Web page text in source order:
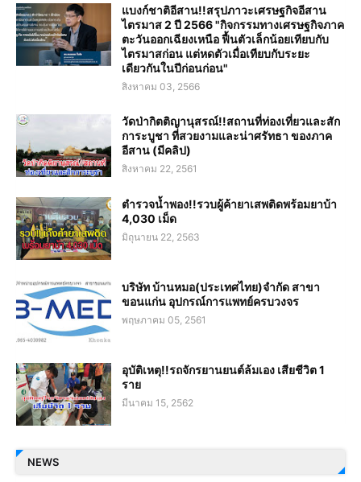
แบงก์ชาติอีสาน!!สรุปภาวะเศรษฐกิจอีสาน
ไตรมาส 2 ปี 2566 "กิจกรรมทางเศรษฐกิจภาค
ตะวันออกเฉียงเหนือ ฟื้นตัวเล็กน้อยเทียบกับ
ไตรมาสก่อน แต่หดตัวเมื่อเทียบกับระยะ
เดียวกันในปีก่อนก่อน"
สิงหาคม 03, 2566
วัดป่ากิตติญานุสรณ์!!สถานที่ท่องเที่ยวและสัก
การะบูชา ที่สวยงามและน่าศรัทธา ของภาค
อีสาน (มีคลิป)
สิงหาคม 22, 2561
ตำรวจน้ำพอง!!รวบผู้ค้ายาเสพติดพร้อมยาบ้า
4,030 เม็ด
มิถุนายน 22, 2563
บริษัท บ้านหมอ(ประเทศไทย)จำกัด สาขา
ขอนแก่น อุปกรณ์การแพทย์ครบวงจร
พฤษภาคม 05, 2561
อุบัติเหตุ!!รถจักรยานยนต์ล้มเอง เสียชีวิต 1
ราย
มีนาคม 15, 2562
NEWS